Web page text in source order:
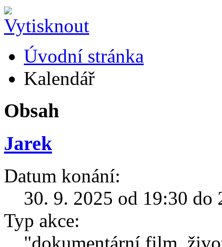
Úvodní stránka
Kalendář
Obsah
Jarek
Datum konání:
30. 9. 2025 od 19:30 do
Typ akce:
"dokumentární film,